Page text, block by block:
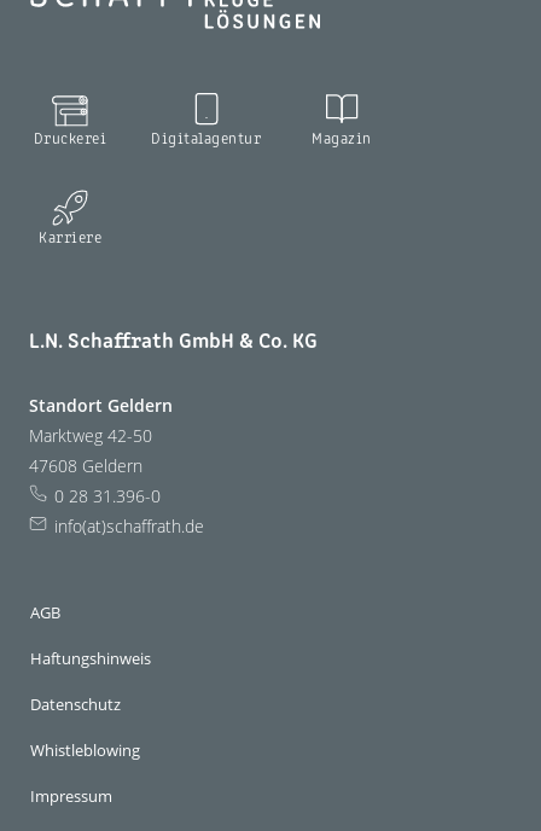
Druckerei Digitalagentur Magazin
Karriere
L.N. Schaffrath GmbH & Co. KG
Standort Geldern
Marktweg 42-50
47608 Geldern
0 28 31.396-0
info(at)schaffrath.de
AGB
Haftungshinweis
Datenschutz
Whistleblowing
Impressum